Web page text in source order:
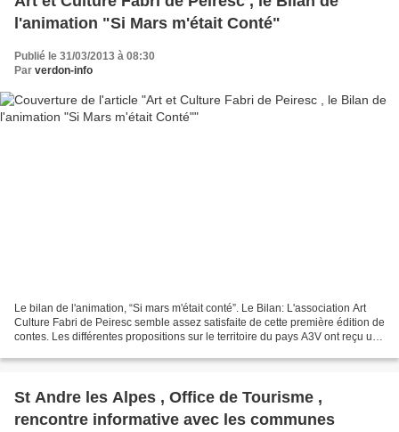
l'animation "Si Mars m'était Conté"
Publié le 31/03/2013 à 08:30
Par verdon-info
Le bilan de l'animation, “Si mars m'était conté”. Le Bilan: L'association Art
Culture Fabri de Peiresc semble assez satisfaite de cette première édition de
contes. Les différentes propositions sur le territoire du pays A3V ont reçu un
St Andre les Alpes , Office de Tourisme ,
rencontre informative avec les communes